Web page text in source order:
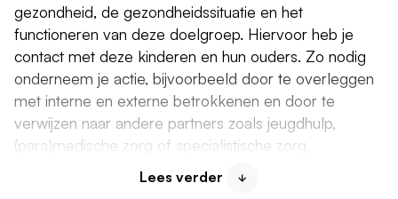
gezondheid, de gezondheidssituatie en het
functioneren van deze doelgroep. Hiervoor heb je
contact met deze kinderen en hun ouders. Zo nodig
onderneem je actie, bijvoorbeeld door te overleggen
met interne en externe betrokkenen en door te
verwijzen naar andere partners zoals jeugdhulp,
(para)medische zorg of specialistische zorg.
Ook geef je uitvoering aan het
Lees verder